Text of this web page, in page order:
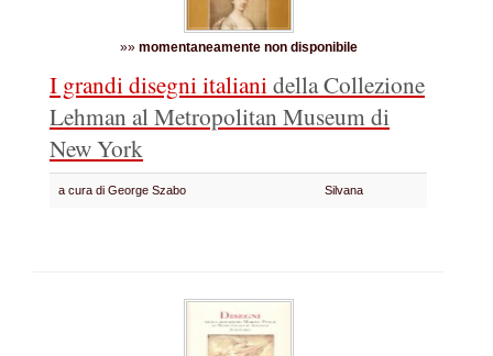
»» momentaneamente non disponibile
I grandi disegni italianidella Collezione
Lehman alMetropolitan Museum di
New York
a cura di George Szabo Silvana